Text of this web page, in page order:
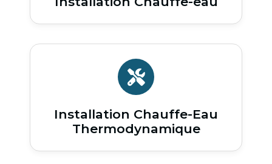
Installation Chauffe-Eau
Thermodynamique